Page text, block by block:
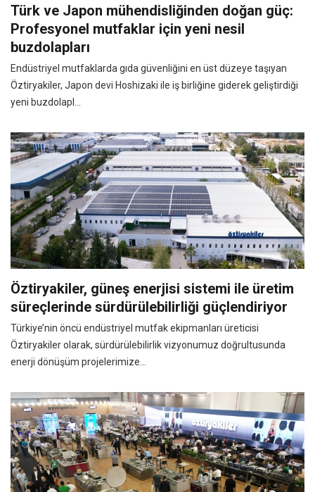
Türk ve Japon mühendisliğinden doğan güç:
Profesyonel mutfaklar için yeni nesil
buzdolapları
Endüstriyel mutfaklarda gıda güvenliğini en üst düzeye taşıyan
Öztiryakiler, Japon devi Hoshizaki ile iş birliğine giderek geliştirdiği
yeni buzdolapl...
Öztiryakiler, güneş enerjisi sistemi ile üretim
süreçlerinde sürdürülebilirliği güçlendiriyor
Türkiye’nin öncü endüstriyel mutfak ekipmanları üreticisi
Öztiryakiler olarak, sürdürülebilirlik vizyonumuz doğrultusunda
enerji dönüşüm projelerimize...